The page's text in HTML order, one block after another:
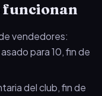
funcionan
vendedores:
para 10, fin de
del club, fin de